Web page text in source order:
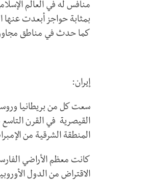
منافس له في العالم
بمثابة حواجز أبعدت عنها
كما حدث في مناطق
إيران:
سعت كل من بريطانيا
القيصرية في القرن
المنطقة الشرقية من
الاقتراض من الدول